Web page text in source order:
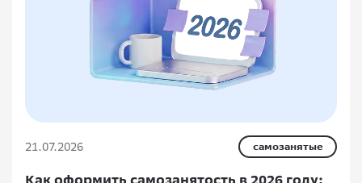
21.07.2026 самозанятые
Как оформить самозанятость в 2026 году: